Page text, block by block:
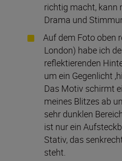
richtig macht, kann
Drama und
Auf dem Foto oben
London) habe ich
reflektierenden
um ein Gegenlicht
Das Motiv schirmt
meines Blitzes ab
sehr dunklen
ist nur ein
Stativ, das
steht.